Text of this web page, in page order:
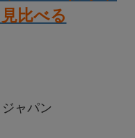
比べる
ャパン